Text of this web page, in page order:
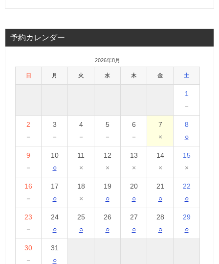
予約カレンダー
2026年8月
日 月 火 水 木 金 土
1
－
2
－
3
－
4
－
5
－
6
－
7
×
8
○
9
－
10
○
11
×
12
×
13
×
14
×
15
×
16
－
17
○
18
×
19
○
20
○
21
○
22
○
23
－
24
○
25
○
26
○
27
○
28
○
29
○
30
－
31
○